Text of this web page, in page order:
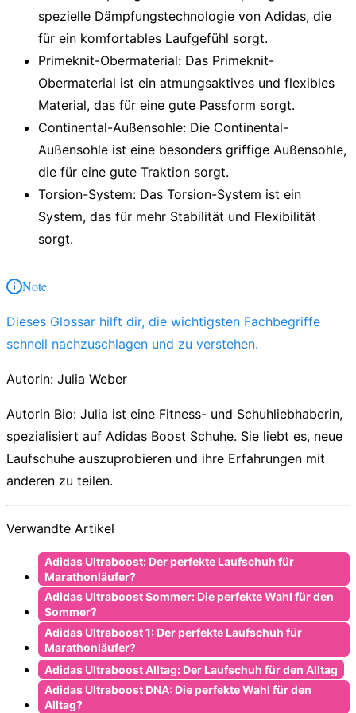
spezielle Dämpfungstechnologie von Adidas, die
für ein komfortables Laufgefühl sorgt.
Primeknit-Obermaterial: Das Primeknit-
Obermaterial ist ein atmungsaktives und flexibles
Material, das für eine gute Passform sorgt.
Continental-Außensohle: Die Continental-
Außensohle ist eine besonders griffige Außensohle,
die für eine gute Traktion sorgt.
Torsion-System: Das Torsion-System ist ein
System, das für mehr Stabilität und Flexibilität
sorgt.
Note
Dieses Glossar hilft dir, die wichtigsten Fachbegriffe
schnell nachzuschlagen und zu verstehen.
Autorin: Julia Weber
Autorin Bio: Julia ist eine Fitness- und Schuhliebhaberin,
spezialisiert auf Adidas Boost Schuhe. Sie liebt es, neue
Laufschuhe auszuprobieren und ihre Erfahrungen mit
anderen zu teilen.
Verwandte Artikel
Adidas Ultraboost: Der perfekte Laufschuh für
Marathonläufer?
Adidas Ultraboost Sommer: Die perfekte Wahl für den
Sommer?
Adidas Ultraboost 1: Der perfekte Laufschuh für
Marathonläufer?
Adidas Ultraboost Alltag: Der Laufschuh für den Alltag
Adidas Ultraboost DNA: Die perfekte Wahl für den
Alltag?